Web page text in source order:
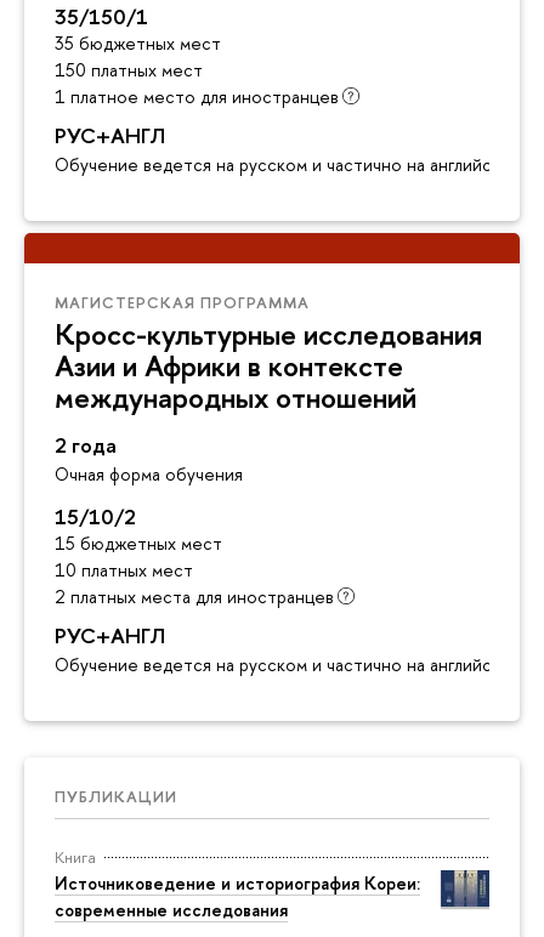
35/150/1
35 бюджетных мест
150 платных мест
1 платное место для иностранцев
РУС+АНГЛ
Обучение ведется на русском и частично на английском
МАГИСТЕРСКАЯ ПРОГРАММА
Кросс-культурные исследования
Азии и Африки в контексте
международных отношений
2 года
Очная форма обучения
15/10/2
15 бюджетных мест
10 платных мест
2 платных места для иностранцев
РУС+АНГЛ
Обучение ведется на русском и частично на английском
ПУБЛИКАЦИИ
Книга
Источниковедение и историография Кореи:
современные исследования